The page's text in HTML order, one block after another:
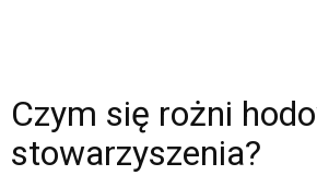
Czym się rożni
stowarzyszenia?